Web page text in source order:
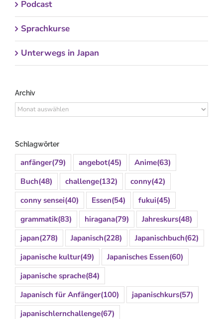
Podcast
Sprachkurse
Unterwegs in Japan
Archiv
Archiv
Schlagwörter
anfänger(79) angebot(45) Anime(63)
Buch(48) challenge(132) conny(42)
conny sensei(40) Essen(54) fukui(45)
grammatik(83) hiragana(79) Jahreskurs(48)
japan(278) Japanisch(228) Japanischbuch(62)
japanische kultur(49) Japanisches Essen(60)
japanische sprache(84)
Japanisch für Anfänger(100) japanischkurs(57)
japanischlernchallenge(67)